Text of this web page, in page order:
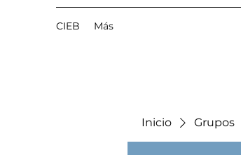
CIEB Más
Inicio Grupos